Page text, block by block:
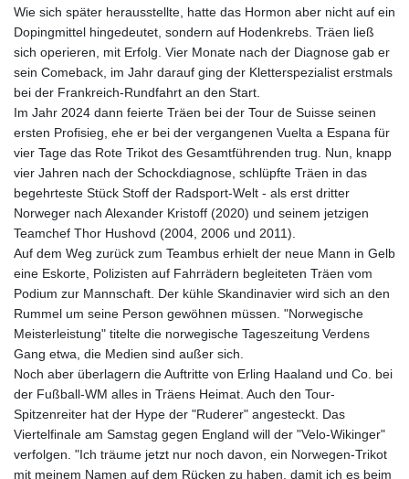
Wie sich später herausstellte, hatte das Hormon aber nicht auf ein
Dopingmittel hingedeutet, sondern auf Hodenkrebs. Träen ließ
sich operieren, mit Erfolg. Vier Monate nach der Diagnose gab er
sein Comeback, im Jahr darauf ging der Kletterspezialist erstmals
bei der Frankreich-Rundfahrt an den Start.
Im Jahr 2024 dann feierte Träen bei der Tour de Suisse seinen
ersten Profisieg, ehe er bei der vergangenen Vuelta a Espana für
vier Tage das Rote Trikot des Gesamtführenden trug. Nun, knapp
vier Jahren nach der Schockdiagnose, schlüpfte Träen in das
begehrteste Stück Stoff der Radsport-Welt - als erst dritter
Norweger nach Alexander Kristoff (2020) und seinem jetzigen
Teamchef Thor Hushovd (2004, 2006 und 2011).
Auf dem Weg zurück zum Teambus erhielt der neue Mann in Gelb
eine Eskorte, Polizisten auf Fahrrädern begleiteten Träen vom
Podium zur Mannschaft. Der kühle Skandinavier wird sich an den
Rummel um seine Person gewöhnen müssen. "Norwegische
Meisterleistung" titelte die norwegische Tageszeitung Verdens
Gang etwa, die Medien sind außer sich.
Noch aber überlagern die Auftritte von Erling Haaland und Co. bei
der Fußball-WM alles in Träens Heimat. Auch den Tour-
Spitzenreiter hat der Hype der "Ruderer" angesteckt. Das
Viertelfinale am Samstag gegen England will der "Velo-Wikinger"
verfolgen. "Ich träume jetzt nur noch davon, ein Norwegen-Trikot
mit meinem Namen auf dem Rücken zu haben, damit ich es beim